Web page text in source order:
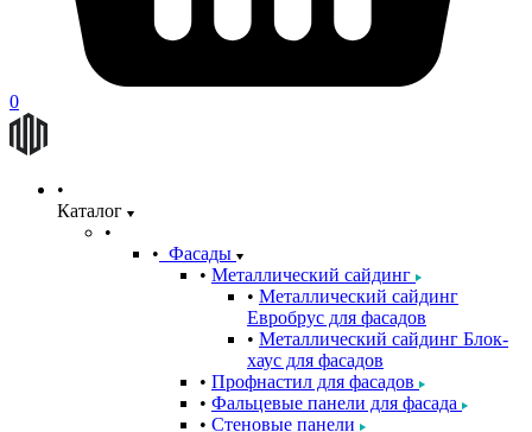
0
Каталог
Фасады
Металлический сайдинг
Металлический сайдинг
Евробрус для фасадов
Металлический сайдинг Блок-
хаус для фасадов
Профнастил для фасадов
Фальцевые панели для фасада
Стеновые панели